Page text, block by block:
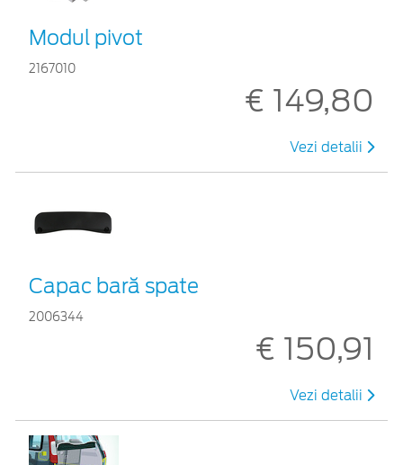
Modul pivot
2167010
€ 149,80
Vezi detalii
Capac bară spate
2006344
€ 150,91
Vezi detalii